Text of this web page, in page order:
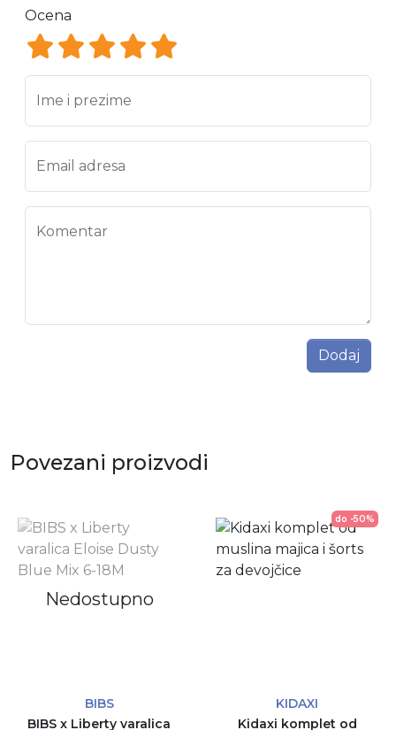
Ocena
Ocena 5
Ocena 4
Ocena 3
Ocena 2
Ocena 1
Ime i prezime
Email adresa
Komentar
Dodaj
Povezani proizvodi
Nedostupno
BIBS
BIBS x Liberty varalica
do -50%
KIDAXI
Kidaxi komplet od